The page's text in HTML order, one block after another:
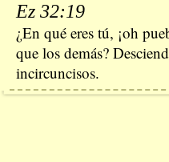
Ez 32:19
¿En qué eres tú, ¡oh
que los demás?
incircuncisos.